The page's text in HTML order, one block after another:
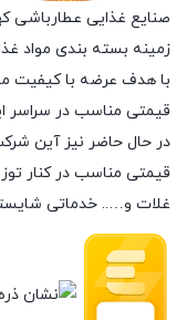
زمینه بسته بندی مواد
با هدف عرضه با کیفیت
قیمتی مناسب در سراسر
در حال حاضر نیز آین
قیمتی مناسب در کنار
غلات و….. خدماتی